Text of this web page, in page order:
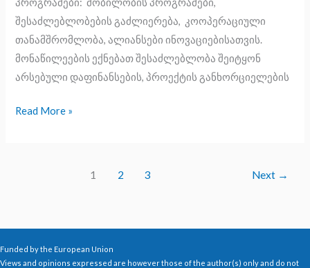
პროგრამები: მობილობის პროგრამები,
შესაძლებლობების გაძლიერება, კოოპერაციული
თანამშრომლობა, ალიანსები ინოვაციებისათვის.
მონაწილეების ექნებათ შესაძლებლობა შეიტყონ
არსებული დაფინანსების, პროექტის განხორციელების
Read More »
1 2 3 Next →
Funded by the European Union
Views and opinions expressed are however those of the author(s) only and do not